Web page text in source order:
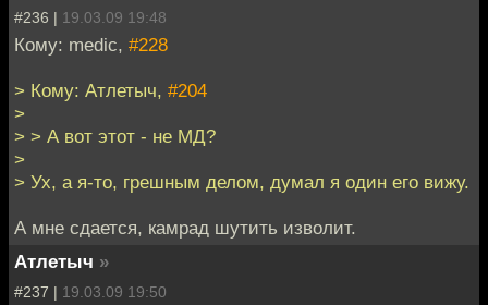
#236 | 19.03.09 19:48
Кому: medic, #228
> Кому: Атлетыч, #204
>
> > А вот этот - не МД?
>
> Ух, а я-то, грешным делом, думал я один его вижу.
А мне сдается, камрад шутить изволит.
Атлетыч »
#237 | 19.03.09 19:50